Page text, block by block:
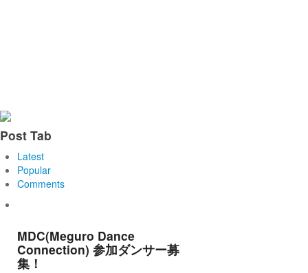
Post Tab
Latest
Popular
Comments
MDC(Meguro Dance
Connection) 参加ダンサー募
集！